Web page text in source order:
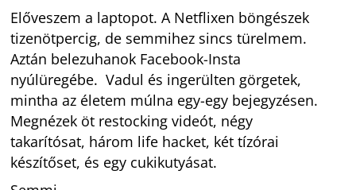
Előveszem a laptopot. A Netflixen böngészek
tizenötpercig, de semmihez sincs türelmem.
Aztán belezuhanok Facebook-Insta
nyúlüregébe. Vadul és ingerülten görgetek,
mintha az életem múlna egy-egy bejegyzésen.
Megnézek öt restocking videót, négy
takarítósat, három life hacket, két tízórai
készítőset, és egy cukikutyásat.